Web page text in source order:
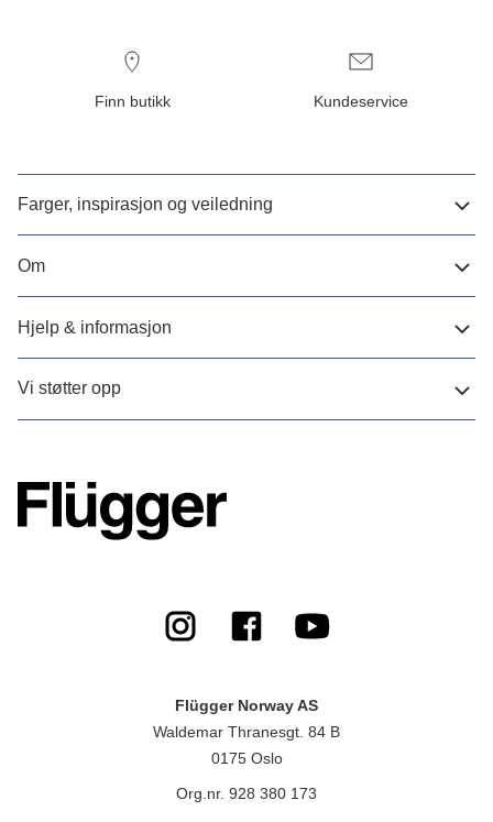
Finn butikk Kundeservice
Farger, inspirasjon og veiledning
Om
Hjelp & informasjon
Vi støtter opp
Flügger Norway AS
Waldemar Thranesgt. 84 B
0175 Oslo
Org.nr. 928 380 173